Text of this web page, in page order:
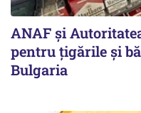
ANAF și
pentru țigările și
Bulgaria